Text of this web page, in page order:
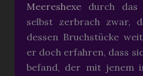
Meereshexedurch das
selbst zerbrach zwar,
dessen Bruchstücke
er doch erfahren, dass
befand, der mit jenem